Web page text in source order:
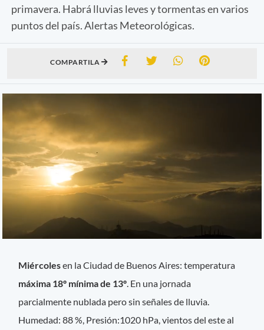
primavera. Habrá lluvias leves y tormentas en varios
puntos del país. Alertas Meteorológicas.
COMPARTILA
Miércolesen la Ciudad de Buenos Aires: temperatura
máxima 18º mínima de 13º . En una jornada
parcialmente nublada pero sin señales de lluvia.
Humedad: 88 %, Presión:1020 hPa, vientos del este al